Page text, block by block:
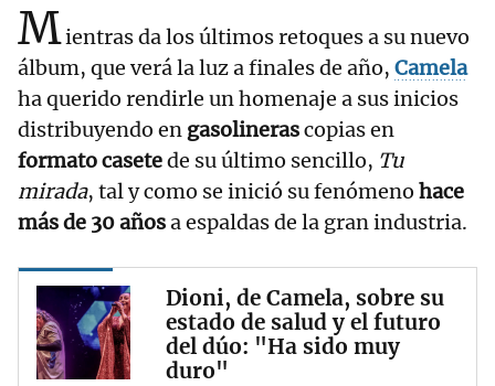
Mientras da los últimos retoques a su nuevo
álbum, que verá la luz a finales de año, Camela
ha querido rendirle un homenaje a sus inicios
distribuyendo en gasolinerascopias en
formato casetede su último sencillo, Tu
mirada, tal y como se inició su fenómeno hace
más de 30 añosa espaldas de la gran industria.
Dioni, de Camela, sobre su
estado de salud y el futuro
del dúo: "Ha sido muy
duro"